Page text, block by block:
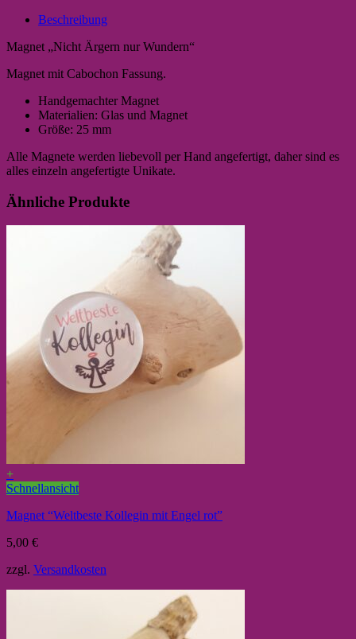
Beschreibung
Magnet „Nicht Ärgern nur Wundern“
Magnet mit Cabochon Fassung.
Handgemachter Magnet
Materialien: Glas und Magnet
Größe: 25 mm
Alle Magnete werden liebevoll per Hand angefertigt, daher sind es
alles einzeln angefertigte Unikate.
Ähnliche Produkte
+
Schnellansicht
Magnet “Weltbeste Kollegin mit Engel rot”
5,00 €
zzgl. Versandkosten